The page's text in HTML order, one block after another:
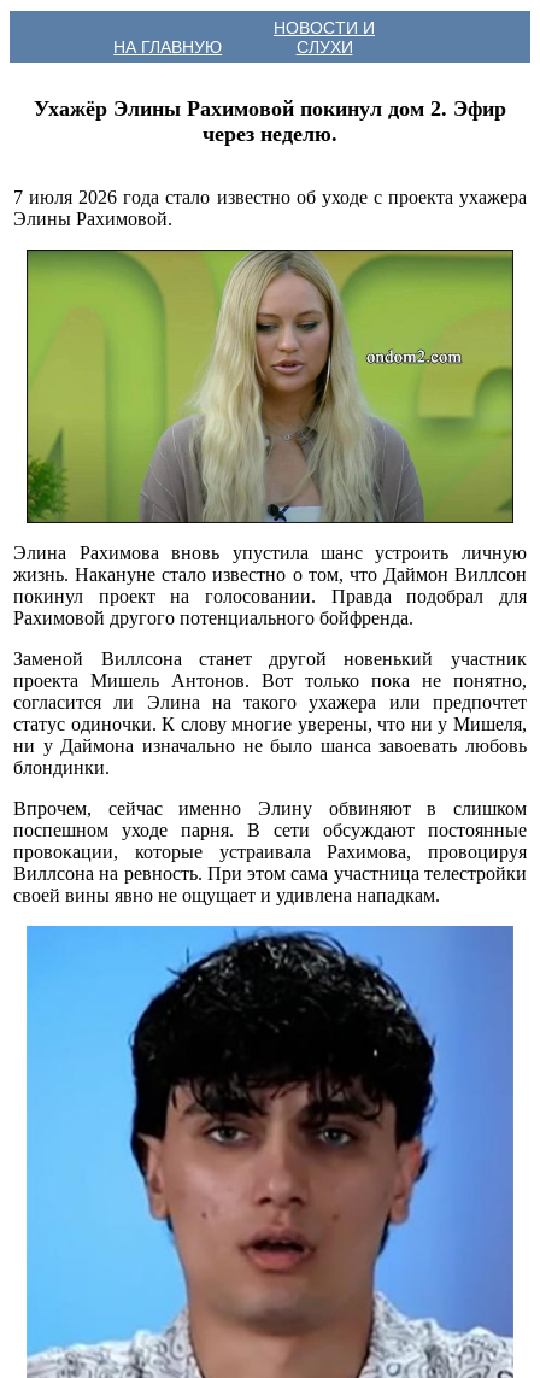
НА ГЛАВНУЮ
НОВОСТИ И
СЛУХИ
Ухажёр Элины Рахимовой покинул дом 2. Эфир
через неделю.
7 июля 2026 года стало известно об уходе с проекта ухажера
Элины Рахимовой.
Элина Рахимова вновь упустила шанс устроить личную
жизнь. Накануне стало известно о том, что Даймон Виллсон
покинул проект на голосовании. Правда подобрал для
Рахимовой другого потенциального бойфренда.
Заменой Виллсона станет другой новенький участник
проекта Мишель Антонов. Вот только пока не понятно,
согласится ли Элина на такого ухажера или предпочтет
статус одиночки. К слову многие уверены, что ни у Мишеля,
ни у Даймона изначально не было шанса завоевать любовь
блондинки.
Впрочем, сейчас именно Элину обвиняют в слишком
поспешном уходе парня. В сети обсуждают постоянные
провокации, которые устраивала Рахимова, провоцируя
Виллсона на ревность. При этом сама участница телестройки
своей вины явно не ощущает и удивлена нападкам.